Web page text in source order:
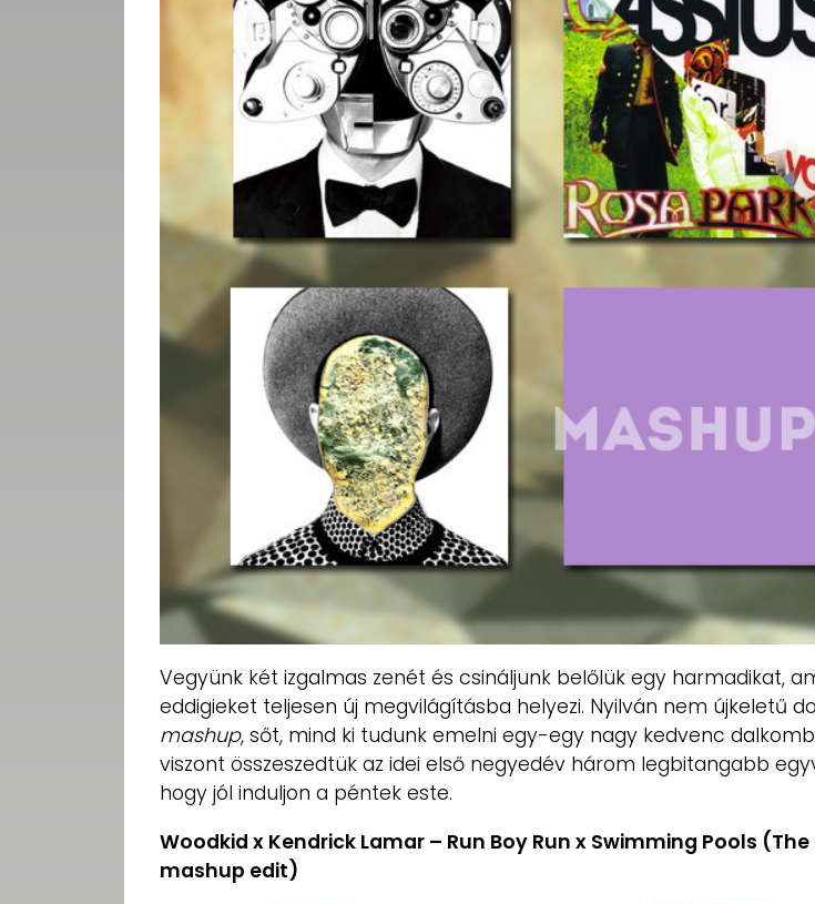
Vegyünk két izgalmas zenét és csináljunk belőlük egy harmadikat,
eddigieket teljesen új megvilágításba helyezi. Nyilván nem újkeletű
mashup, sőt, mind ki tudunk emelni egy-egy nagy kedvenc
viszont összeszedtük az idei első negyedév három legbitangabb
hogy jól induljon a péntek este.
Woodkid x Kendrick Lamar – Run Boy Run x Swimming Pools (The
mashup edit)